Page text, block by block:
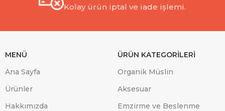
Kolay ürün iptal ve iade işlemi.
MENÜ
Ana Sayfa
Ürünler
Hakkımızda
ÜRÜN KATEGORİLERİ
Organik Müslin
Aksesuar
Emzirme ve Beslenme